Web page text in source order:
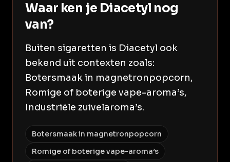
Waar ken je Diacetyl nog
van?
Buiten sigaretten is Diacetyl ook
bekend uit contexten zoals:
Botersmaak in magnetronpopcorn,
Romige of boterige vape-aroma’s,
Industriële zuivelaroma’s.
Botersmaak in magnetronpopcorn
Romige of boterige vape-aroma’s